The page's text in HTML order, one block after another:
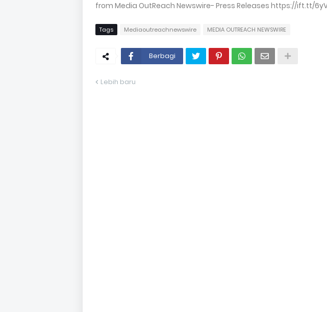
from Media OutReach Newswire- Press Releases https://ift.tt/
Tags Mediaoutreachnewswire MEDIA OUTREACH NEWSWIRE
Berbagi
Lebih baru